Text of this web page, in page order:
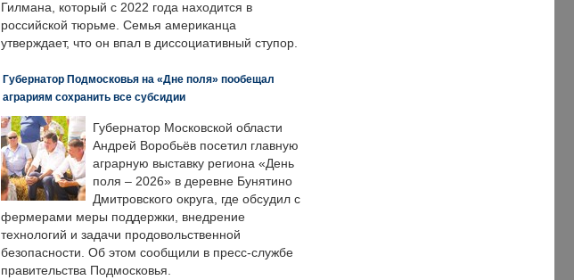
Гилмана, который с 2022 года находится в
российской тюрьме. Семья американца
утверждает, что он впал в диссоциативный ступор.
Губернатор Подмосковья на «Дне поля» пообещал
аграриям сохранить все субсидии
Губернатор Московской области
Андрей Воробьёв посетил главную
аграрную выставку региона «День
поля – 2026» в деревне Бунятино
Дмитровского округа, где обсудил с
фермерами меры поддержки, внедрение
технологий и задачи продовольственной
безопасности. Об этом сообщили в пресс-службе
правительства Подмосковья.